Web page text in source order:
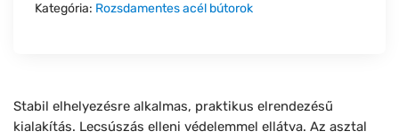
Kategória: Rozsdamentes acél bútorok
Stabil elhelyezésre alkalmas, praktikus elrendezésű
kialakítás. Lecsúszás elleni védelemmel ellátva. Az asztal